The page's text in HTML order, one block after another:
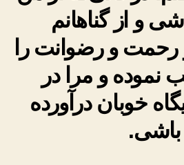
و از گناهانم
و رضوانت را
نموده و مرا در
خوبان درآورده
باشی.